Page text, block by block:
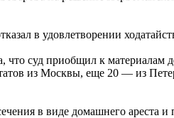
в удовлетворении
суд приобщил к материалам
из Москвы, еще 20 — из
в виде домашнего ареста